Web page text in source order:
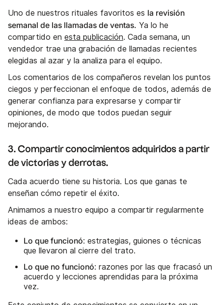
Uno de nuestros rituales favoritos es la revisión
semanal de las llamadas de ventas. Ya lo he
compartido en esta publicación. Cada semana, un
vendedor trae una grabación de llamadas recientes
elegidas al azar y la analiza para el equipo.
Los comentarios de los compañeros revelan los puntos
ciegos y perfeccionan el enfoque de todos, además de
generar confianza para expresarse y compartir
opiniones, de modo que todos puedan seguir
mejorando.
3. Compartir conocimientos adquiridos a partir
de victorias y derrotas.
Cada acuerdo tiene su historia. Los que ganas te
enseñan cómo repetir el éxito.
Animamos a nuestro equipo a compartir regularmente
ideas de ambos:
Lo que funcionó: estrategias, guiones o técnicas
que llevaron al cierre del trato.
Lo que no funcionó: razones por las que fracasó un
acuerdo y lecciones aprendidas para la próxima
vez.